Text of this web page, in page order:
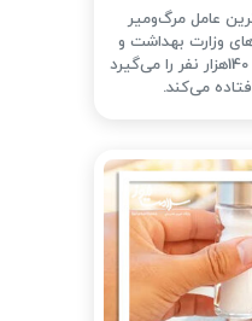
عامل مرگ‌ومیر
وزارت بهداشت و
ثبت احوال، سالانه دست‌کم جان حدود 140هزار نفر را می‌گیرد
می‌کند.